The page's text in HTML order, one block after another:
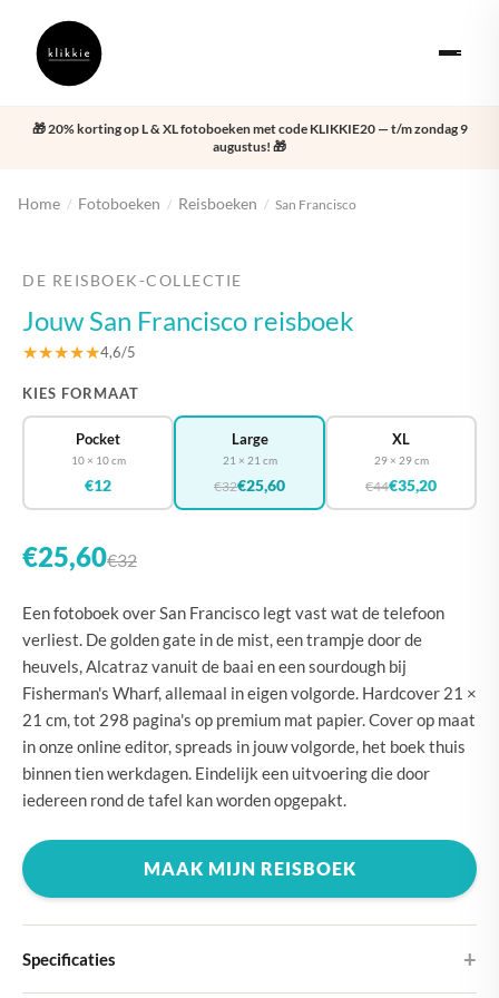
🎁 20% korting op L & XL fotoboeken met code KLIKKIE20 — t/m zondag 9
augustus! 🎁
Home / Fotoboeken / Reisboeken / San Francisco
DE REISBOEK-COLLECTIE
Jouw San Francisco reisboek
★★★★★4,6/5
KIES FORMAAT
Pocket
10 × 10 cm
€12
Large
21 × 21 cm
€32€25,60
XL
29 × 29 cm
€44€35,20
€25,60€32
Een fotoboek over San Francisco legt vast wat de telefoon
verliest. De golden gate in de mist, een trampje door de
heuvels, Alcatraz vanuit de baai en een sourdough bij
Fisherman's Wharf, allemaal in eigen volgorde. Hardcover 21 ×
21 cm, tot 298 pagina's op premium mat papier. Cover op maat
in onze online editor, spreads in jouw volgorde, het boek thuis
binnen tien werkdagen. Eindelijk een uitvoering die door
iedereen rond de tafel kan worden opgepakt.
MAAK MIJN REISBOEK
Specificaties